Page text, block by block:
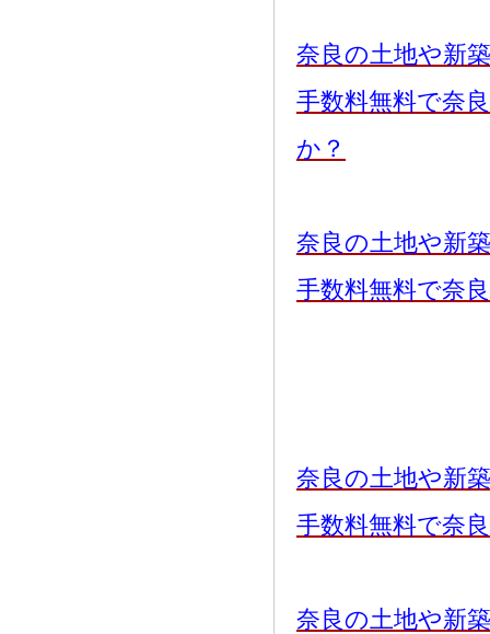
奈良の土地や新
手数料無料で奈
か？
奈良の土地や新
手数料無料で奈
奈良の土地や新
手数料無料で奈
奈良の土地や新